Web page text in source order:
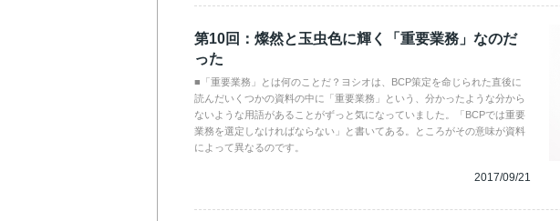
第10回：燦然と玉虫色に輝く「重要業務」なのだ
った
■「重要業務」とは何のことだ？ヨシオは、BCP策定を命じられた直後に
読んだいくつかの資料の中に「重要業務」という、分かったような分から
ないような用語があることがずっと気になっていました。「BCPでは重要
業務を選定しなければならない」と書いてある。ところがその意味が資料
によって異なるのです。
2017/09/21